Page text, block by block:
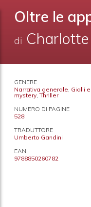
Oltre le
di
GENERE
Narrativa generale, Gialli e
mystery, Thriller
NUMERO DI PAGINE
528
TRADUTTORE
Umberto Gandini
EAN
9788850260782